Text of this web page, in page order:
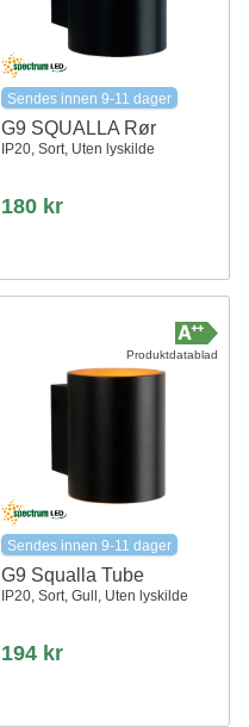
Sendes innen 9-11 dager
G9 SQUALLA Rør
IP20, Sort, Uten lyskilde
180 kr
Produktdatablad
Sendes innen 9-11 dager
G9 Squalla Tube
IP20, Sort, Gull, Uten lyskilde
194 kr